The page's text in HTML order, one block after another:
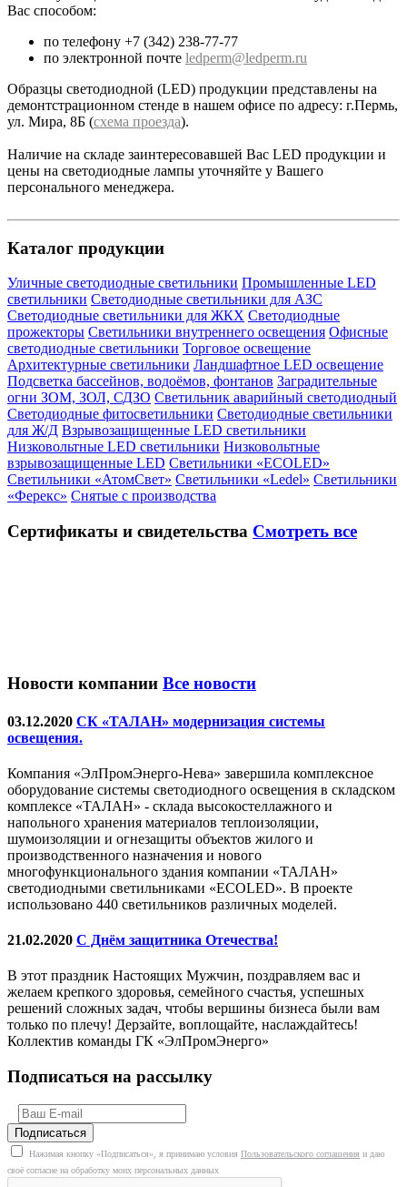
Вас способом:
по телефону +7 (342) 238-77-77
по электронной почте ledperm@ledperm.ru
Образцы светодиодной (LED) продукции представлены на
демонтстрационном стенде в нашем офисе по адресу: г.Пермь,
ул. Мира, 8Б (схема проезда).
Наличие на складе заинтересовавшей Вас LED продукции и
цены на светодиодные лампы уточняйте у Вашего
персонального менеджера.
Каталог продукции
Уличные светодиодные светильники Промышленные LED
светильники Светодиодные светильники для АЗС
Светодиодные светильники для ЖКХ Светодиодные
прожекторы Светильники внутреннего освещения Офисные
светодиодные светильники Торговое освещение
Архитектурные светильники Ландшафтное LED освещение
Подсветка бассейнов, водоёмов, фонтанов Заградительные
огни ЗОМ, ЗОЛ, СДЗО Светильник аварийный светодиодный
Светодиодные фитосветильники Светодиодные светильники
для Ж/Д Взрывозащищенные LED светильники
Низковольтные LED светильники Низковольтные
взрывозащищенные LED Светильники «ECOLED»
Светильники «АтомСвет» Светильники «Ledel» Светильники
«Ферекс» Снятые с производства
Сертификаты и свидетельства Смотреть все
Новости компании Все новости
03.12.2020 СК «ТАЛАН» модернизация системы
освещения.
Компания «ЭлПромЭнерго-Нева» завершила комплексное
оборудование системы светодиодного освещения в складском
комплексе «ТАЛАН» - склада высокостеллажного и
напольного хранения материалов теплоизоляции,
шумоизоляции и огнезащиты объектов жилого и
производственного назначения и нового
многофункционального здания компании «ТАЛАН»
светодиодными светильниками «ECOLED». В проекте
использовано 440 светильников различных моделей.
21.02.2020 С Днём защитника Отечества!
В этот праздник Настоящих Мужчин, поздравляем вас и
желаем крепкого здоровья, семейного счастья, успешных
решений сложных задач, чтобы вершины бизнеса были вам
только по плечу! Дерзайте, воплощайте, наслаждайтесь!
Коллектив команды ГК «ЭлПромЭнерго»
Подписаться на рассылку
Нажимая кнопку «Подписаться», я принимаю условия Пользовательского соглашения и даю
своё согласие на обработку моих персональных данных